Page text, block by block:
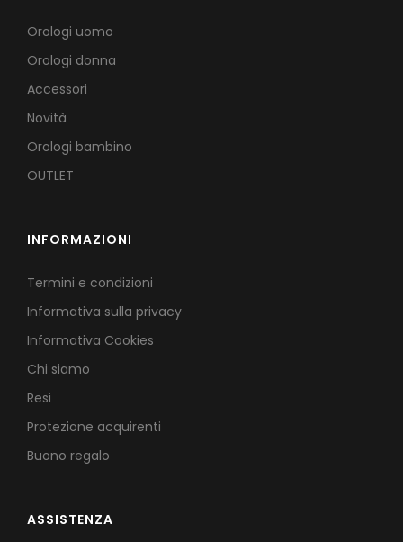
Orologi uomo
Orologi donna
Accessori
Novità
Orologi bambino
OUTLET
INFORMAZIONI
Termini e condizioni
Informativa sulla privacy
Informativa Cookies
Chi siamo
Resi
Protezione acquirenti
Buono regalo
ASSISTENZA